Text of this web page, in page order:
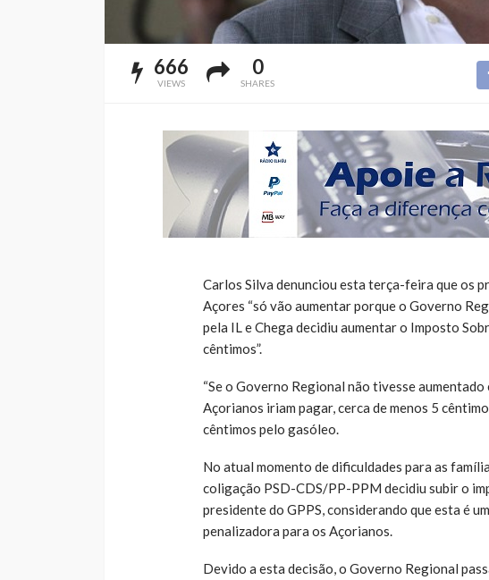
666
VIEWS
0
SHARES
Carlos Silva denunciou esta terça-feira que os
Açores “só vão aumentar porque o Governo
pela IL e Chega decidiu aumentar o Imposto
cêntimos”.
“Se o Governo Regional não tivesse
Açorianos iriam pagar, cerca de menos 5
cêntimos pelo gasóleo.
No atual momento de dificuldades para as
coligação PSD-CDS/PP-PPM decidiu subir o
presidente do GPPS, considerando que esta é
penalizadora para os Açorianos.
Devido a esta decisão, o Governo Regional